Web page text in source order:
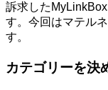
訴求した
す。今回はマテル
す。
カテゴリーを決